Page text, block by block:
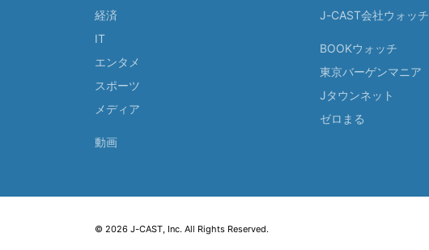
経済
IT
エンタメ
スポーツ
メディア
動画
J-CAST会社ウォッチ
BOOKウォッチ
東京バーゲンマニア
Jタウンネット
ゼロまる
© 2026 J-CAST, Inc. All Rights Reserved.